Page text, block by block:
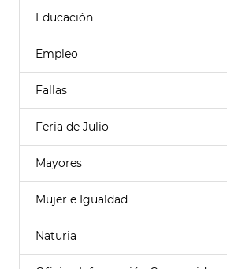
Educación
Empleo
Fallas
Feria de Julio
Mayores
Mujer e Igualdad
Naturia